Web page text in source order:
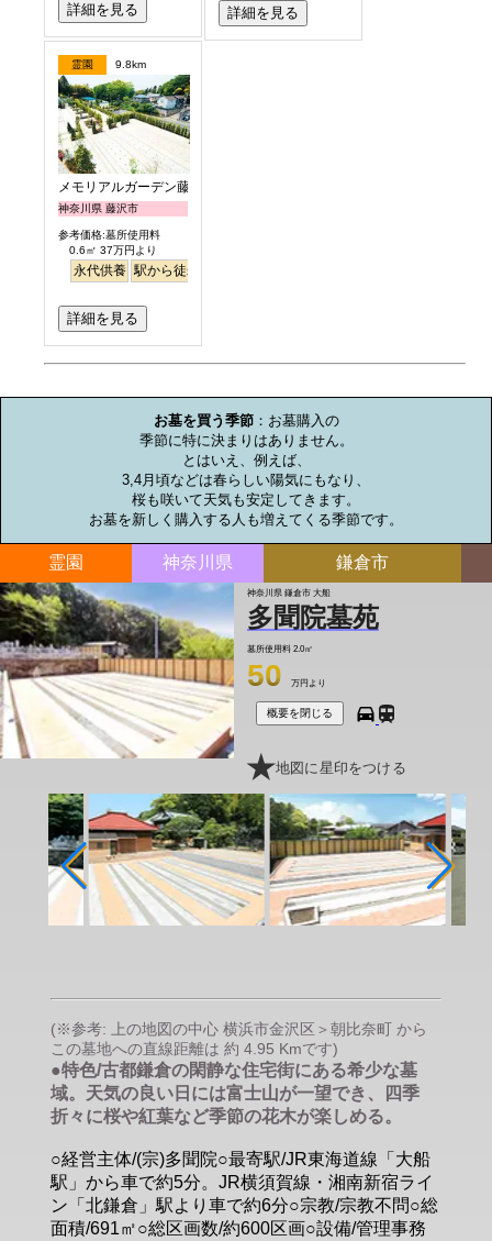
詳細を見る 詳細を見る
霊園 9.8km
メモリアルガーデン藤沢第2霊園
神奈川県 藤沢市
参考価格:墓所使用料
0.6㎡ 37万円より
永代供養 駅から徒歩
詳細を見る
お墓を買う季節：お墓購入の
季節に特に決まりはありません。
とはいえ、例えば、
3,4月頃などは春らしい陽気にもなり、
桜も咲いて天気も安定してきます。
お墓を新しく購入する人も増えてくる季節です。
霊園 神奈川県 鎌倉市
神奈川県 鎌倉市 大船
多聞院墓苑
墓所使用料 2.0㎡
50 万円より
概要を閉じる
地図に星印をつける
(※参考: 上の地図の中心 横浜市金沢区＞朝比奈町 から
この墓地への直線距離は 約 4.95 Kmです)
●特色/古都鎌倉の閑静な住宅街にある希少な墓
域。天気の良い日には富士山が一望でき、四季
折々に桜や紅葉など季節の花木が楽しめる。
○経営主体/(宗)多聞院○最寄駅/JR東海道線「大船
駅」から車で約5分。JR横須賀線・湘南新宿ライ
ン「北鎌倉」駅より車で約6分○宗教/宗教不問○総
面積/691㎡○総区画数/約600区画○設備/管理事務